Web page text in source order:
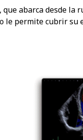
que abarca desde la
le permite cubrir su